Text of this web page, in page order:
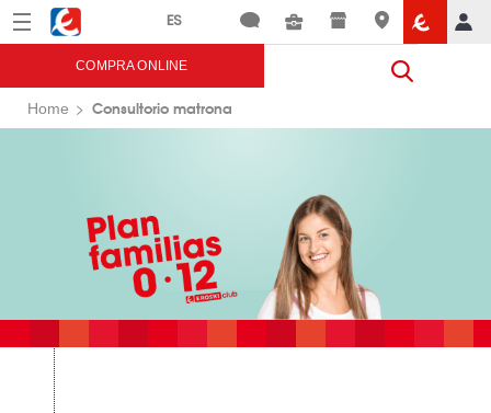
Menú Eroski
COMPRA ONLINE
Home Consultorio matrona